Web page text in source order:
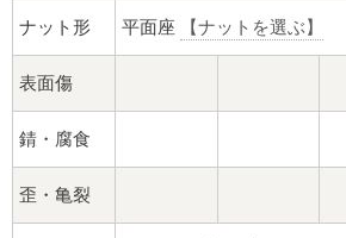
ロング球面ナット
ショート球面ナット
貫通ナット
袋ナット
ナット形 平面座 【ナットを選ぶ】
表面傷
錆・腐食
歪・亀裂